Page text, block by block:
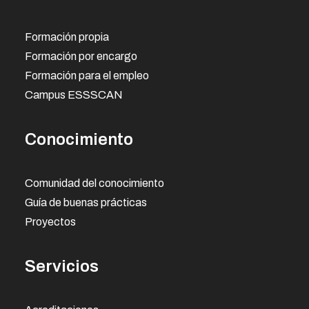
Formación propia
Formación por encargo
Formación para el empleo
Campus ESSSCAN
Conocimiento
Comunidad del conocimiento
Guía de buenas prácticas
Proyectos
Servicios